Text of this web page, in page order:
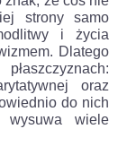
strony samo
i życia
Dlatego
oraz
do nich
wysuwa wiele